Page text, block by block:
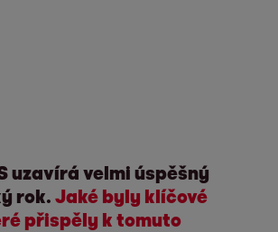
uzavírá velmi úspěšný
rok. Jaké byly klíčové
přispěly k tomuto